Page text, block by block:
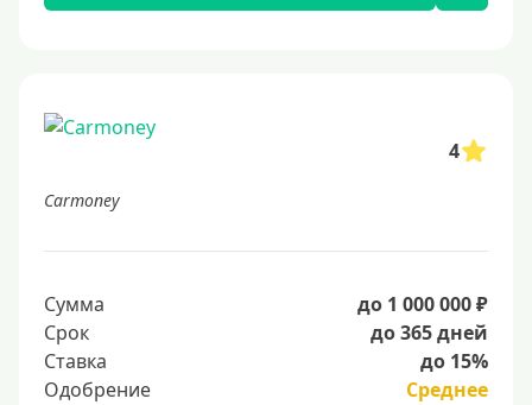
4
Carmoney
Сумма
до 1 000 000 ₽
Срок
до 365 дней
Ставка
до 15%
Одобрение
Среднее